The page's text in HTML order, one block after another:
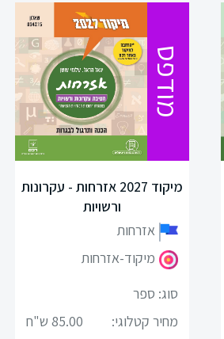
מודפס
מיקוד 2027 אזרחות - עקרונות
ורשויות
אזרחות
מיקוד-אזרחות
סוג: ספר
מחיר קטלוגי:
85.00 ש"ח